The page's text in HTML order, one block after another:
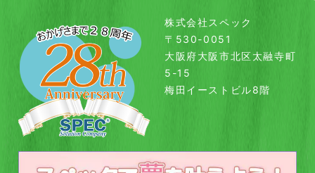
株式会社スペック
〒530-0051
大阪府大阪市北区太融寺町
5-15
梅田イーストビル8階